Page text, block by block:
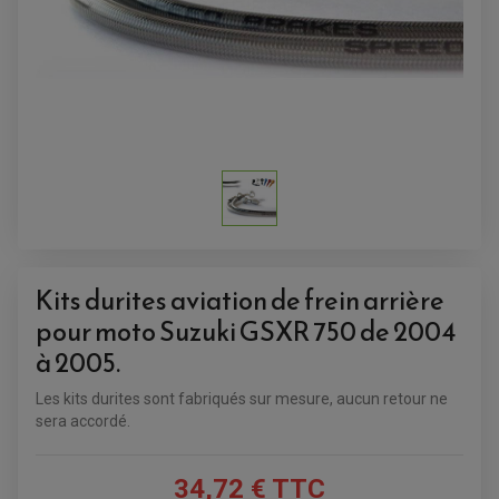
ACCESSOIRES QUAD
ACCESSOIRES ANODISES POUR QUAD
BOUCHON DE RÉSERVOIR QUAD
KIT DÉCO QUAD / SSV
PROTÈGE-MAINS
PONTETS / REHAUSSES DE GUIDON
Kits durites aviation de frein arrière
pour moto Suzuki GSXR 750 de 2004
à 2005.
Les kits durites sont fabriqués sur mesure, aucun retour ne
sera accordé.
34,72 € TTC